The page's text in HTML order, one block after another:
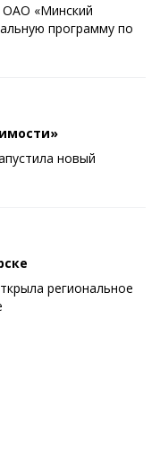
ОАО «Минский
программу по
новый
региональное